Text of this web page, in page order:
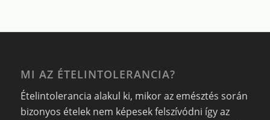
MI AZ ÉTELINTOLERANCIA?
Ételintolerancia alakul ki, mikor az emésztés során
bizonyos ételek nem képesek felszívódni így az